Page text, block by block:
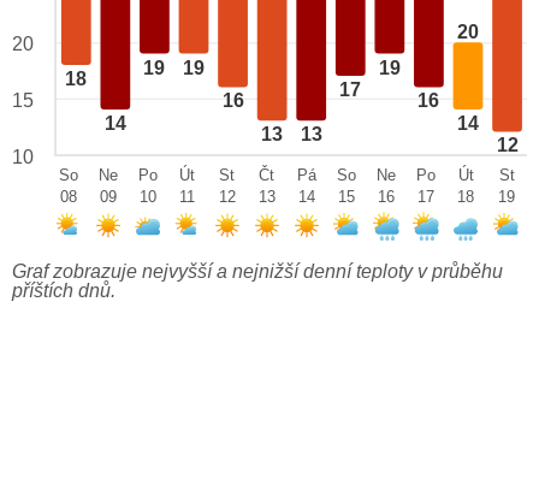
18
14
19 19
16
13 13
17
19
16
20
14
12
20
15
10
So
08
Ne
09
Po
10
Út
11
St
12
Čt
13
Pá
14
So
15
Ne
16
Po
17
Út
18
St
19
Graf zobrazuje nejvyšší a nejnižší denní teploty v průběhu
příštích dnů.